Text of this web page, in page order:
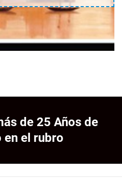
de 25 Años de
en el rubro